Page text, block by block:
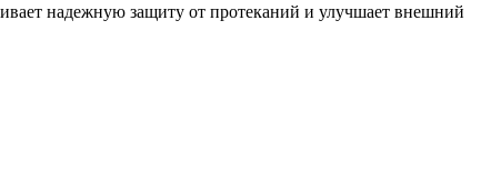
надежную защиту от протеканий и улучшает внешний